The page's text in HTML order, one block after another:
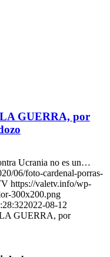
GUERRA, por
Ucrania no es un…
06/foto-cardenal-porras-
https://valetv.info/wp-
300x200.png
2022-08-12
GUERRA, por